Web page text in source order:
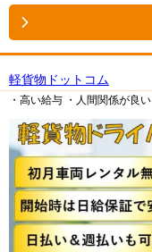
軽貨物ドットコム
・高い給与 ・人間関係が良い